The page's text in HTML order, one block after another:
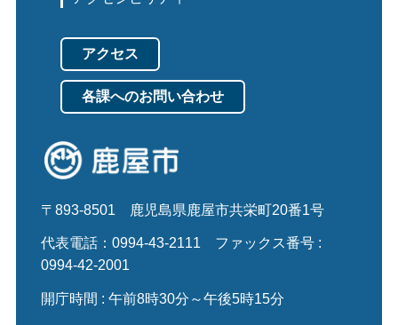
アクセス
各課へのお問い合わせ
〒893-8501 鹿児島県鹿屋市共栄町20番1号
代表電話：0994-43-2111
ファックス番号 :
0994-42-2001
開庁時間 : 午前8時30分～午後5時15分